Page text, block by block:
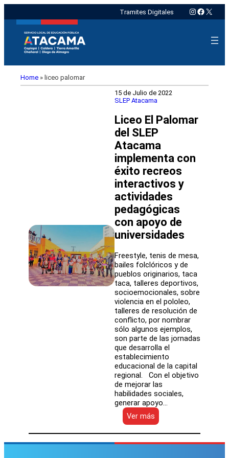
Tramites Digitales Instagram
X
Home » liceo palomar
15 de Julio de 2022
SLEP Atacama
Liceo El Palomar
del SLEP
Atacama
implementa con
éxito recreos
interactivos y
actividades
pedagógicas
con apoyo de
universidades
Freestyle, tenis de mesa,
bailes folclóricos y de
pueblos originarios, taca
taca, talleres deportivos,
socioemocionales, sobre
violencia en el pololeo,
talleres de resolución de
conflicto, por nombrar
sólo algunos ejemplos,
son parte de las jornadas
que desarrolla el
establecimiento
educacional de la capital
regional. Con el objetivo
de mejorar las
habilidades sociales,
generar apoyo…
Ver más
Liceo
El
Palomar